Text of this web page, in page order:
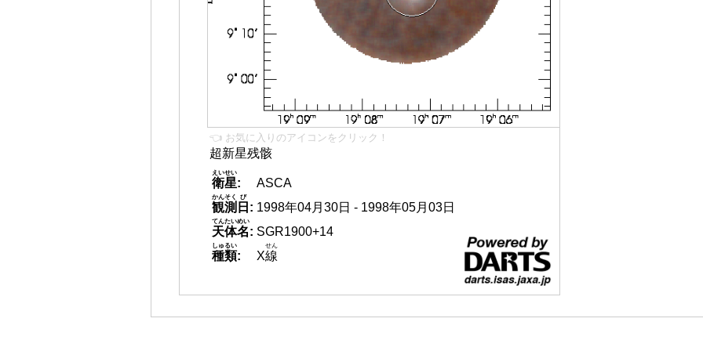
👈 お気に入りのアイコンをクリック！
超新星残骸
衛星
えいせい
:
ASCA
観測
かんそく
日
び
: 1998年04月30日 - 1998年05月03日
天体名
てんたいめい
: SGR1900+14
種類
しゅるい
: X線
せん